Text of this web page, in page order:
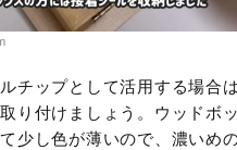
チップとして活用する場合
り付けましょう。ウッドボ
少し色が薄いので、濃いめ